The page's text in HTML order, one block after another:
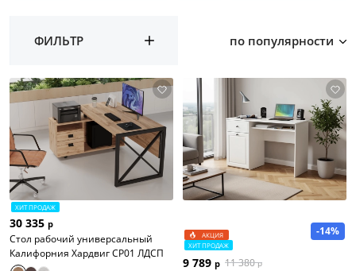
ФИЛЬТР по популярности
ХИТ ПРОДАЖ
30 335 р
Стол рабочий универсальный
Калифорния Хардвиг СР01 ЛДСП
-14%
АКЦИЯ
ХИТ ПРОДАЖ
9 789 р 11 380 р